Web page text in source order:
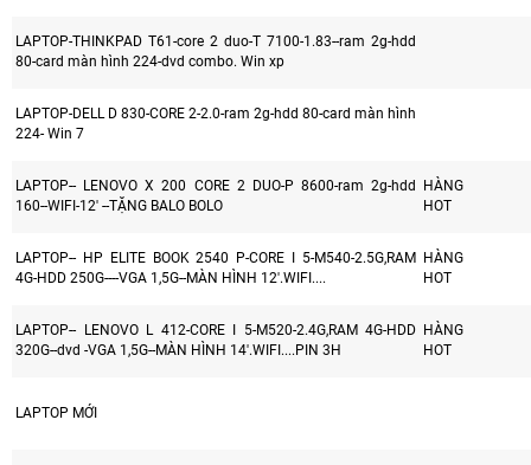
LAPTOP-THINKPAD T61-core 2 duo-T 7100-1.83--ram 2g-hdd
80-card màn hình 224-dvd combo. Win xp
LAPTOP-DELL D 830-CORE 2-2.0-ram 2g-hdd 80-card màn hình
224- Win 7
LAPTOP-- LENOVO X 200 CORE 2 DUO-P 8600-ram 2g-hdd
160--WIFI-12' --TẶNG BALO BOLO
HÀNG
HOT
LAPTOP-- HP ELITE BOOK 2540 P-CORE I 5-M540-2.5G,RAM
4G-HDD 250G----VGA 1,5G--MÀN HÌNH 12'.WIFI....
HÀNG
HOT
LAPTOP-- LENOVO L 412-CORE I 5-M520-2.4G,RAM 4G-HDD
320G--dvd -VGA 1,5G--MÀN HÌNH 14'.WIFI....PIN 3H
HÀNG
HOT
LAPTOP MỚI